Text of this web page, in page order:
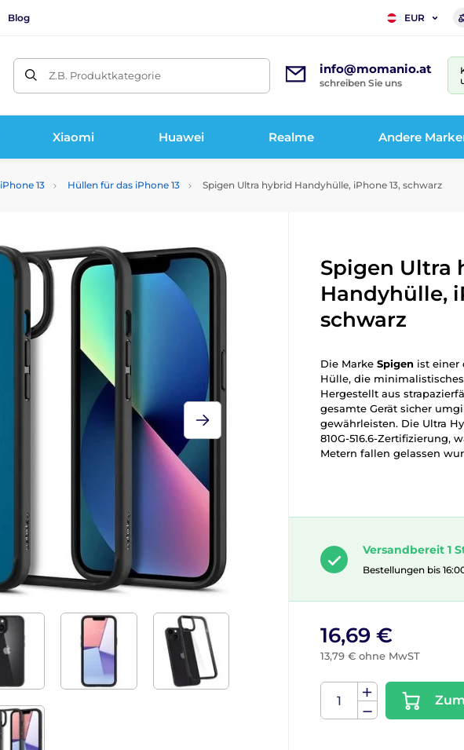
Blog EUR
Z.B. Produktkategorie info@momanio.at
schreiben Sie uns
Xiaomi Huawei Realme Andere
iPhone 13 Hüllen für das iPhone 13 Spigen Ultra hybrid Handyhülle, iPhone 13, schwarz
Spigen Ultra
Handyhülle,
schwarz
Die Marke Spigen ist einer
Hülle, die
Hergestellt aus
gesamte Gerät sicher
gewährleisten. Die Ultra
810G-516.6-Zertifizierung,
Metern fallen gelassen
Versandbereit 1
Bestellungen bis
16,69 €
13,79 € ohne MwST